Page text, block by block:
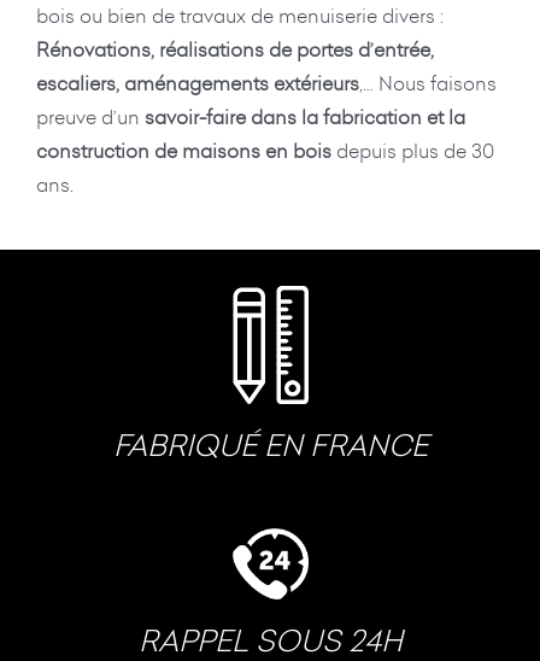
bois ou bien de travaux de menuiserie divers :
Rénovations, réalisations de portes d’entrée,
escaliers, aménagements extérieurs,… Nous faisons
preuve d’un savoir-faire dans la fabrication et la
construction de maisons en boisdepuis plus de 30
ans.
FABRIQUÉ EN FRANCE
RAPPEL SOUS 24H